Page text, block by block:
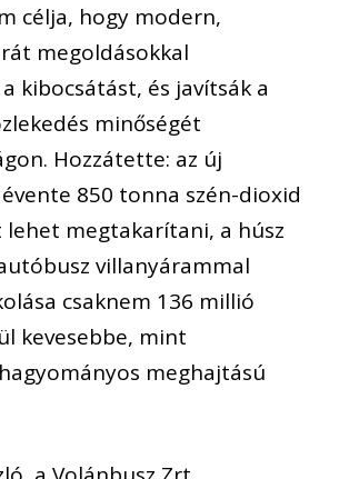
célja, hogy modern,
megoldásokkal
kibocsátást, és javítsák a
minőségét
Hozzátette: az új
850 tonna szén-dioxid
lehet megtakarítani, a húsz
villanyárammal
csaknem 136 millió
kevesebbe, mint
meghajtású